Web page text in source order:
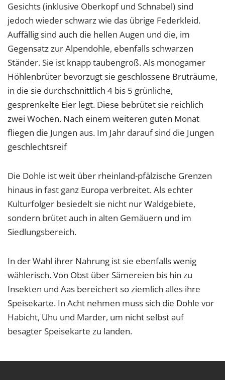
Gesichts (inklusive Oberkopf und Schnabel) sind
jedoch wieder schwarz wie das übrige Federkleid.
Auffällig sind auch die hellen Augen und die, im
Gegensatz zur Alpendohle, ebenfalls schwarzen
Ständer. Sie ist knapp taubengroß. Als monogamer
Höhlenbrüter bevorzugt sie geschlossene Bruträume,
in die sie durchschnittlich 4 bis 5 grünliche,
gesprenkelte Eier legt. Diese bebrütet sie reichlich
zwei Wochen. Nach einem weiteren guten Monat
fliegen die Jungen aus. Im Jahr darauf sind die Jungen
geschlechtsreif
Die Dohle ist weit über rheinland-pfälzische Grenzen
hinaus in fast ganz Europa verbreitet. Als echter
Kulturfolger besiedelt sie nicht nur Waldgebiete,
sondern brütet auch in alten Gemäuern und im
Siedlungsbereich.
In der Wahl ihrer Nahrung ist sie ebenfalls wenig
wählerisch. Von Obst über Sämereien bis hin zu
Insekten und Aas bereichert so ziemlich alles ihre
Speisekarte. In Acht nehmen muss sich die Dohle vor
Habicht, Uhu und Marder, um nicht selbst auf
besagter Speisekarte zu landen.
Plattformen anzeigen zu können, werden von
diesen externen Medien Cookies gesetzt.
Vimeo